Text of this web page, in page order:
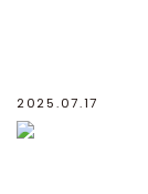
2025.07.17